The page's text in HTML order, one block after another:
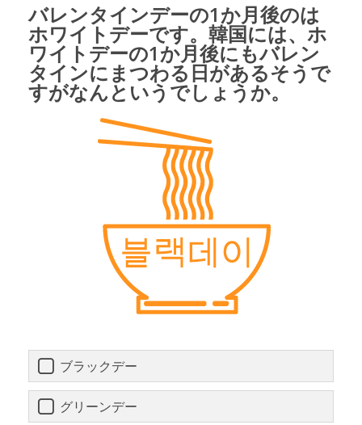
バレンタインデーの1か月後のは
ホワイトデーです。韓国には、ホ
ワイトデーの1か月後にもバレン
タインにまつわる日があるそうで
すがなんというでしょうか。
ブラックデー
グリーンデー